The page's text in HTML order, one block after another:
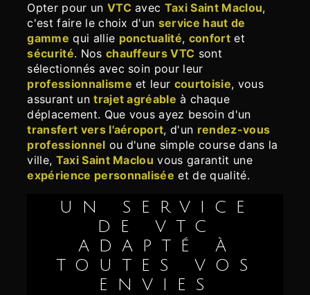
Opter pour un VTC avec Taxi Saint Maclou,
c'est faire le choix d'un service haut de
gamme qui allie ponctualité, confortet
sécurité. Nos chauffeurs VTC sont
sélectionnés avec soin pour leur
professionnalisme et leur courtoisie, vous
assurant untrajet agréable à chaque
déplacement. Que vous ayez besoin d'un
transfert vers l'aéroport, d'un rendez-vous
professionnel ou d'une simple course dans la
ville, Taxi Saint Maclou vous garantit une
expérience personnalisée et de qualité.
UN SERVICE
DE VTC
ADAPTÉ À
TOUTES VOS
ENVIES